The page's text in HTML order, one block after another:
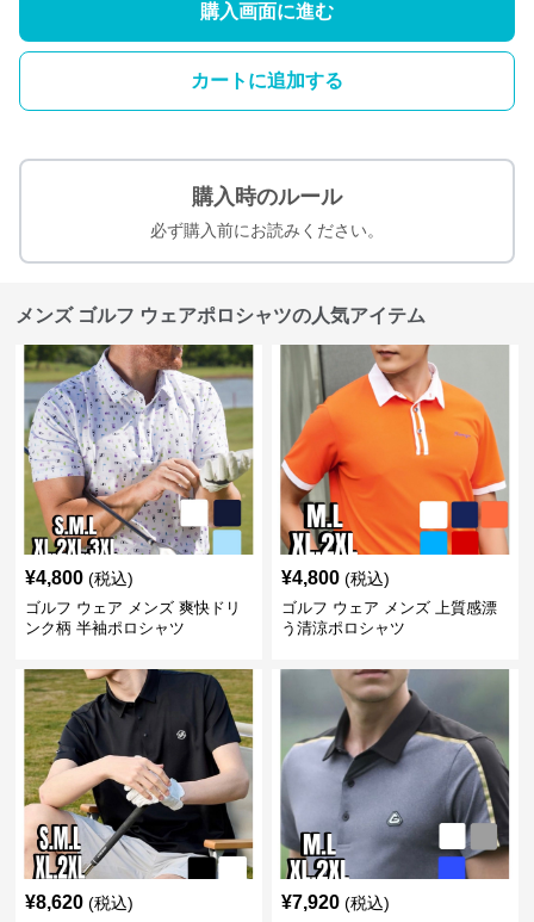
購入画面に進む
カートに追加する
購入時のルール
必ず購入前にお読みください。
メンズ ゴルフ ウェアポロシャツの人気アイテム
¥4,800 (税込)
ゴルフ ウェア メンズ 爽快ドリ
ンク柄 半袖ポロシャツ
¥4,800 (税込)
ゴルフ ウェア メンズ 上質感漂
う清涼ポロシャツ
¥8,620 (税込) ¥7,920 (税込)